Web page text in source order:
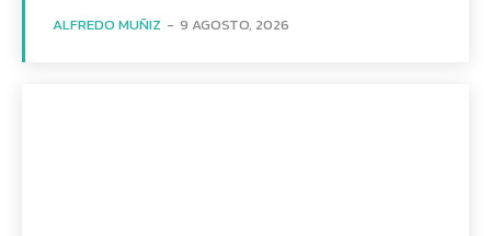
ALFREDO MUÑIZ - 9 AGOSTO, 2026